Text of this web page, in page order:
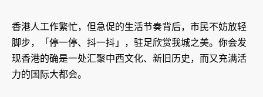
香港人工作繁忙，但急促的生活节奏背后，市民不妨放轻
脚步，「停一停、抖一抖」，驻足欣赏我城之美。你会发
现香港的确是一处汇聚中西文化、新旧历史，而又充满活
力的国际大都会。